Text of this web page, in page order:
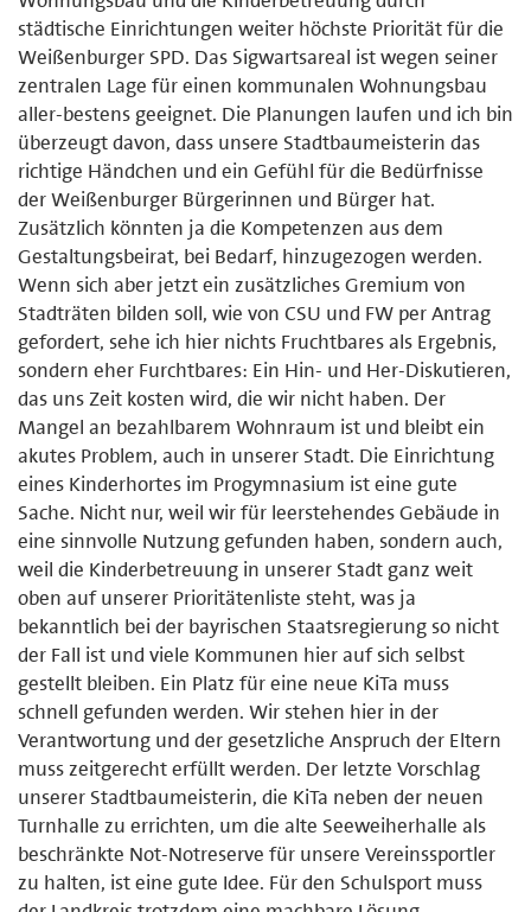
städtische Einrichtungen weiter höchste Priorität für die
Weißenburger SPD. Das Sigwartsareal ist wegen seiner
zentralen Lage für einen kommunalen Wohnungsbau
aller-bestens geeignet. Die Planungen laufen und ich bin
überzeugt davon, dass unsere Stadtbaumeisterin das
richtige Händchen und ein Gefühl für die Bedürfnisse
der Weißenburger Bürgerinnen und Bürger hat.
Zusätzlich könnten ja die Kompetenzen aus dem
Gestaltungsbeirat, bei Bedarf, hinzugezogen werden.
Wenn sich aber jetzt ein zusätzliches Gremium von
Stadträten bilden soll, wie von CSU und FW per Antrag
gefordert, sehe ich hier nichts Fruchtbares als Ergebnis,
sondern eher Furchtbares: Ein Hin- und Her-Diskutieren,
das uns Zeit kosten wird, die wir nicht haben. Der
Mangel an bezahlbarem Wohnraum ist und bleibt ein
akutes Problem, auch in unserer Stadt. Die Einrichtung
eines Kinderhortes im Progymnasium ist eine gute
Sache. Nicht nur, weil wir für leerstehendes Gebäude in
eine sinnvolle Nutzung gefunden haben, sondern auch,
weil die Kinderbetreuung in unserer Stadt ganz weit
oben auf unserer Prioritätenliste steht, was ja
bekanntlich bei der bayrischen Staatsregierung so nicht
der Fall ist und viele Kommunen hier auf sich selbst
gestellt bleiben. Ein Platz für eine neue KiTa muss
schnell gefunden werden. Wir stehen hier in der
Verantwortung und der gesetzliche Anspruch der Eltern
muss zeitgerecht erfüllt werden. Der letzte Vorschlag
unserer Stadtbaumeisterin, die KiTa neben der neuen
Turnhalle zu errichten, um die alte Seeweiherhalle als
beschränkte Not-Notreserve für unsere Vereinssportler
zu halten, ist eine gute Idee. Für den Schulsport muss